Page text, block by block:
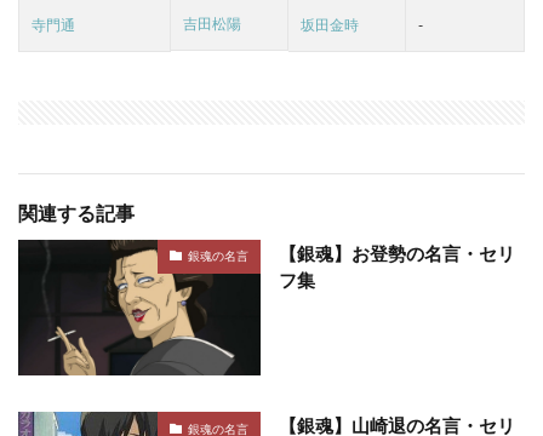
寺門通 吉田松陽 坂田金時 -
関連する記事
銀魂の名言
【銀魂】お登勢の名言・セリ
フ集
銀魂の名言
【銀魂】山崎退の名言・セリ